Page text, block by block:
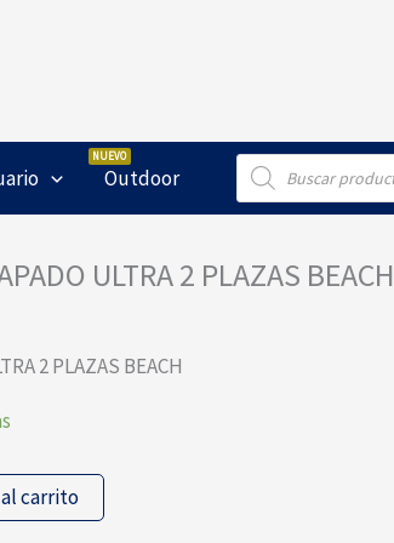
Outdoor
Búsqueda
de
productos
ULTRA 2 PLAZAS BEACH
2 PLAZAS BEACH
carrito